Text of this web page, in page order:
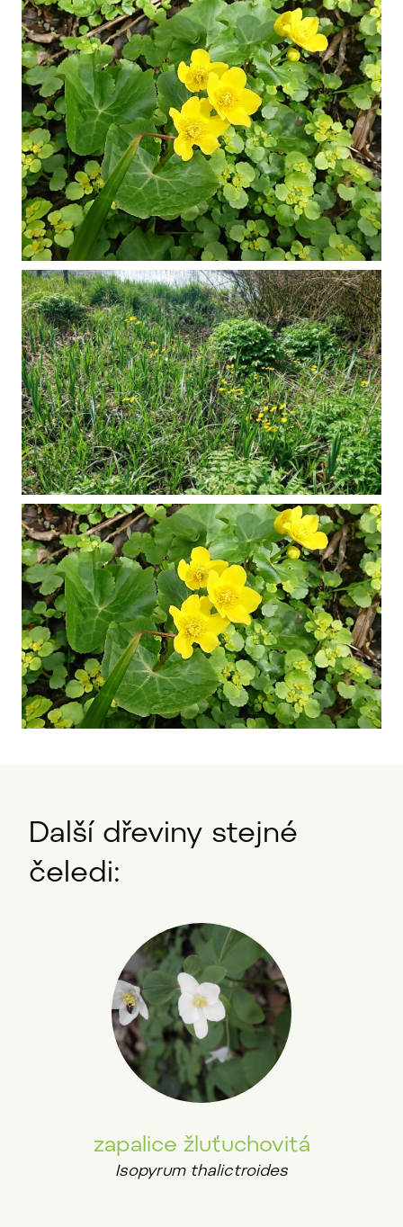
Další dřeviny stejné
čeledi:
zapalice žluťuchovitá
Isopyrum thalictroides